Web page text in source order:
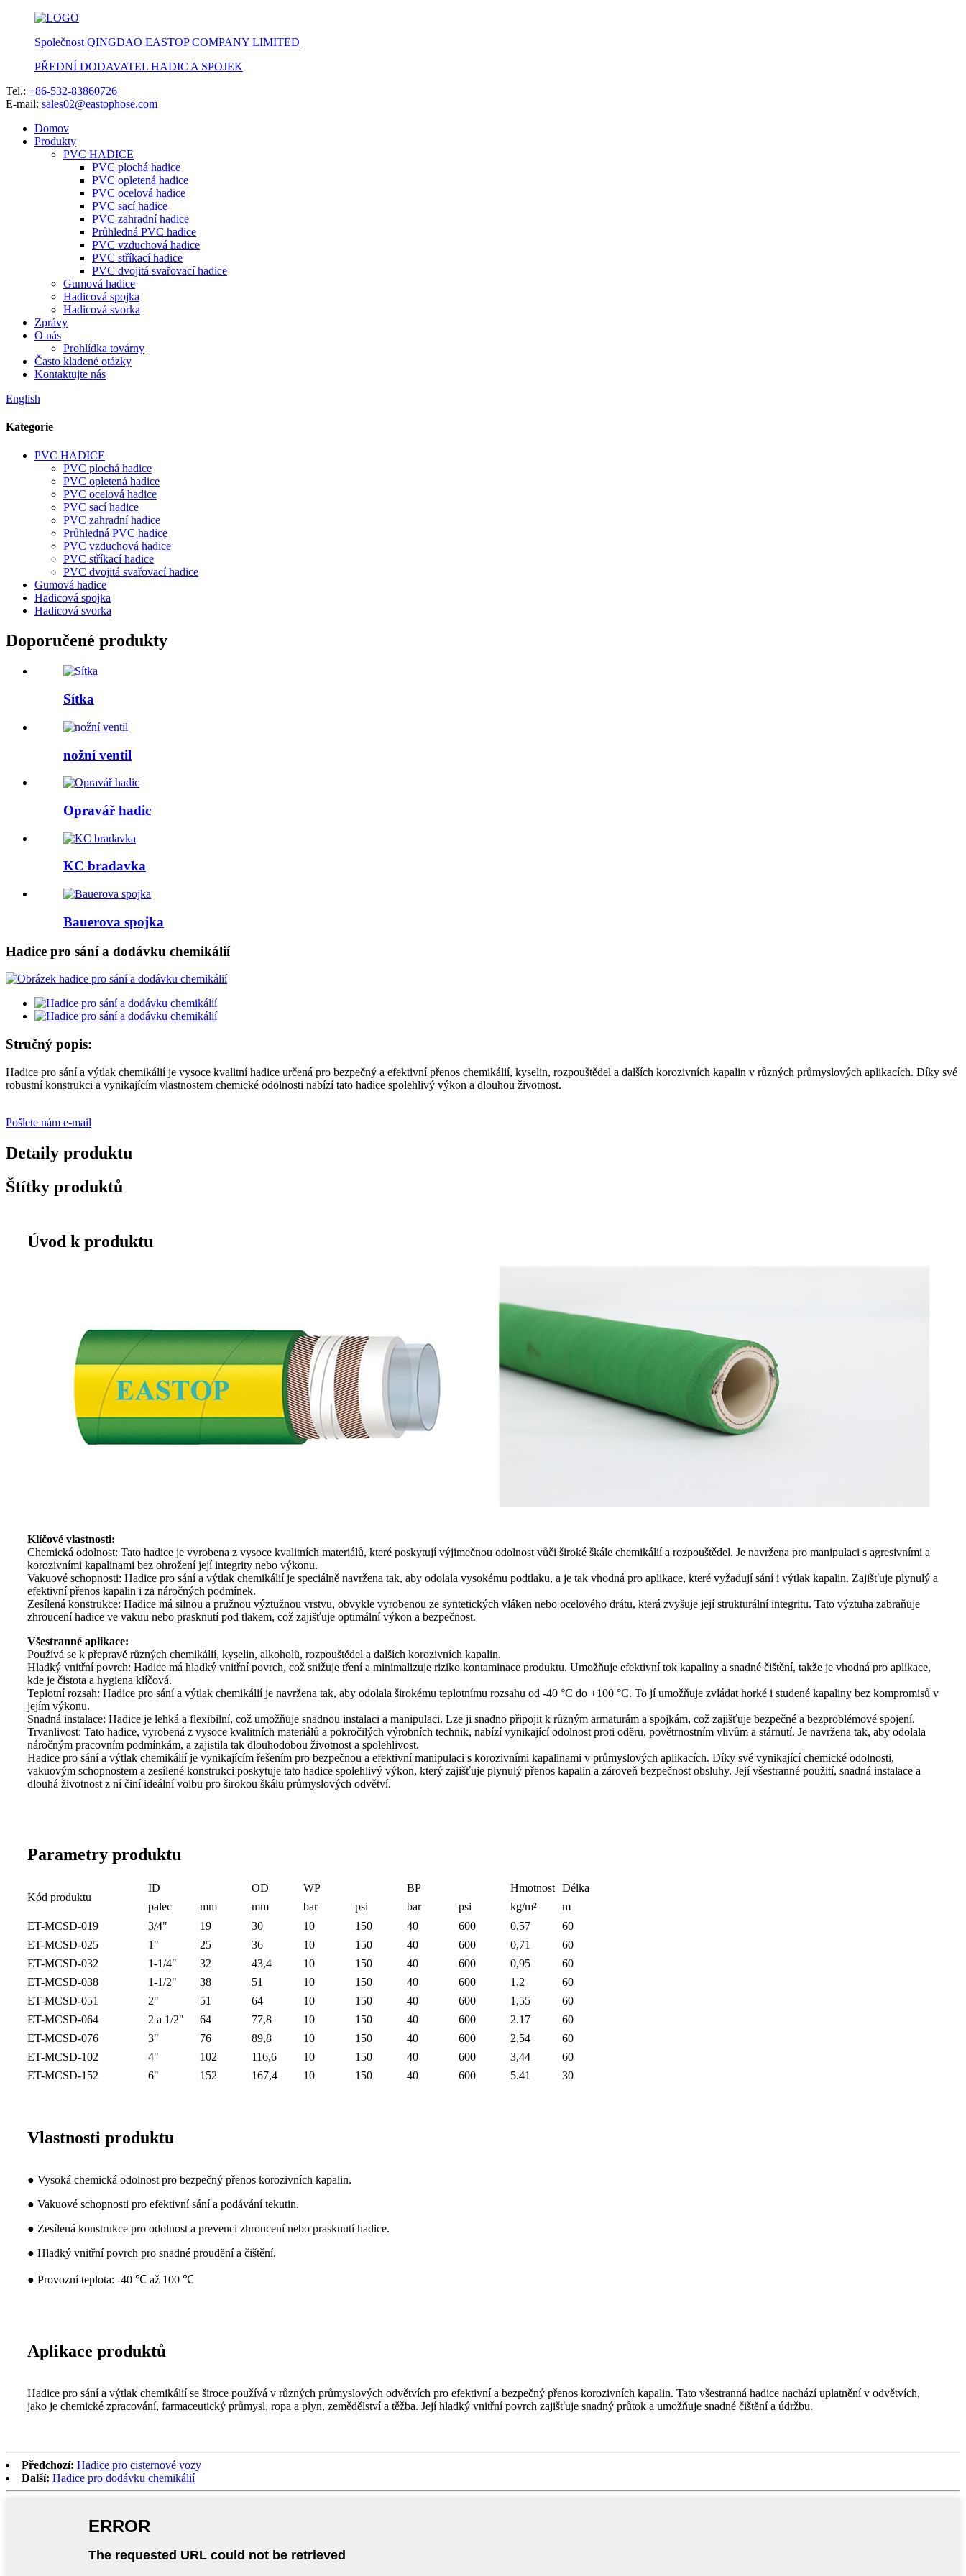
Společnost QINGDAO EASTOP COMPANY LIMITED
PŘEDNÍ DODAVATEL HADIC A SPOJEK
Tel.: +86-532-83860726
E-mail: sales02@eastophose.com
Domov
Produkty
PVC HADICE
PVC plochá hadice
PVC opletená hadice
PVC ocelová hadice
PVC sací hadice
PVC zahradní hadice
Průhledná PVC hadice
PVC vzduchová hadice
PVC stříkací hadice
PVC dvojitá svařovací hadice
Gumová hadice
Hadicová spojka
Hadicová svorka
Zprávy
O nás
Prohlídka továrny
Často kladené otázky
Kontaktujte nás
English
Kategorie
PVC HADICE
PVC plochá hadice
PVC opletená hadice
PVC ocelová hadice
PVC sací hadice
PVC zahradní hadice
Průhledná PVC hadice
PVC vzduchová hadice
PVC stříkací hadice
PVC dvojitá svařovací hadice
Gumová hadice
Hadicová spojka
Hadicová svorka
Doporučené produkty
Sítka
nožní ventil
Opravář hadic
KC bradavka
Bauerova spojka
Hadice pro sání a dodávku chemikálií
Stručný popis:
Hadice pro sání a výtlak chemikálií je vysoce kvalitní hadice určená pro bezpečný a efektivní přenos chemikálií, kyselin, rozpouštědel a dalších korozivních kapalin v různých průmyslových aplikacích. Díky své
robustní konstrukci a vynikajícím vlastnostem chemické odolnosti nabízí tato hadice spolehlivý výkon a dlouhou životnost.
Pošlete nám e-mail
Detaily produktu
Štítky produktů
Úvod k produktu
Klíčové vlastnosti:
Chemická odolnost: Tato hadice je vyrobena z vysoce kvalitních materiálů, které poskytují výjimečnou odolnost vůči široké škále chemikálií a rozpouštědel. Je navržena pro manipulaci s agresivními a
korozivními kapalinami bez ohrožení její integrity nebo výkonu.
Vakuové schopnosti: Hadice pro sání a výtlak chemikálií je speciálně navržena tak, aby odolala vysokému podtlaku, a je tak vhodná pro aplikace, které vyžadují sání i výtlak kapalin. Zajišťuje plynulý a
efektivní přenos kapalin i za náročných podmínek.
Zesílená konstrukce: Hadice má silnou a pružnou výztužnou vrstvu, obvykle vyrobenou ze syntetických vláken nebo ocelového drátu, která zvyšuje její strukturální integritu. Tato výztuha zabraňuje
zhroucení hadice ve vakuu nebo prasknutí pod tlakem, což zajišťuje optimální výkon a bezpečnost.
Všestranné aplikace:
Používá se k přepravě různých chemikálií, kyselin, alkoholů, rozpouštědel a dalších korozivních kapalin.
Hladký vnitřní povrch: Hadice má hladký vnitřní povrch, což snižuje tření a minimalizuje riziko kontaminace produktu. Umožňuje efektivní tok kapaliny a snadné čištění, takže je vhodná pro aplikace,
kde je čistota a hygiena klíčová.
Teplotní rozsah: Hadice pro sání a výtlak chemikálií je navržena tak, aby odolala širokému teplotnímu rozsahu od -40 °C do +100 °C. To jí umožňuje zvládat horké i studené kapaliny bez kompromisů v
jejím výkonu.
Snadná instalace: Hadice je lehká a flexibilní, což umožňuje snadnou instalaci a manipulaci. Lze ji snadno připojit k různým armaturám a spojkám, což zajišťuje bezpečné a bezproblémové spojení.
Trvanlivost: Tato hadice, vyrobená z vysoce kvalitních materiálů a pokročilých výrobních technik, nabízí vynikající odolnost proti oděru, povětrnostním vlivům a stárnutí. Je navržena tak, aby odolala
náročným pracovním podmínkám, a zajistila tak dlouhodobou životnost a spolehlivost.
Hadice pro sání a výtlak chemikálií je vynikajícím řešením pro bezpečnou a efektivní manipulaci s korozivními kapalinami v průmyslových aplikacích. Díky své vynikající chemické odolnosti,
vakuovým schopnostem a zesílené konstrukci poskytuje tato hadice spolehlivý výkon, který zajišťuje plynulý přenos kapalin a zároveň bezpečnost obsluhy. Její všestranné použití, snadná instalace a
dlouhá životnost z ní činí ideální volbu pro širokou škálu průmyslových odvětví.
Parametry produktu
Kód produktu
ID OD WP BP Hmotnost Délka
palec
mm mm bar psi bar psi kg/m²
m
ET-MCSD-019
3/4" 19 30 10 150 40 600 0,57
60
ET-MCSD-025
1" 25 36 10 150 40 600 0,71
60
ET-MCSD-032
1-1/4" 32 43,4 10 150 40 600 0,95
60
ET-MCSD-038
1-1/2" 38 51 10 150 40 600 1.2
60
ET-MCSD-051
2" 51 64 10 150 40 600 1,55
60
ET-MCSD-064
2 a 1/2" 64 77,8 10 150 40 600 2.17
60
ET-MCSD-076
3" 76 89,8 10 150 40 600 2,54
60
ET-MCSD-102
4" 102 116,6 10 150 40 600 3,44
60
ET-MCSD-152
6" 152 167,4 10 150 40 600 5.41 30
Vlastnosti produktu
● Vysoká chemická odolnost pro bezpečný přenos korozivních kapalin.
● Vakuové schopnosti pro efektivní sání a podávání tekutin.
● Zesílená konstrukce pro odolnost a prevenci zhroucení nebo prasknutí hadice.
● Hladký vnitřní povrch pro snadné proudění a čištění.
● Provozní teplota: -40 ℃ až 100 ℃
Aplikace produktů
Hadice pro sání a výtlak chemikálií se široce používá v různých průmyslových odvětvích pro efektivní a bezpečný přenos korozivních kapalin. Tato všestranná hadice nachází uplatnění v odvětvích,
jako je chemické zpracování, farmaceutický průmysl, ropa a plyn, zemědělství a těžba. Její hladký vnitřní povrch zajišťuje snadný průtok a umožňuje snadné čištění a údržbu.
Předchozí: Hadice pro cisternové vozy
Další: Hadice pro dodávku chemikálií